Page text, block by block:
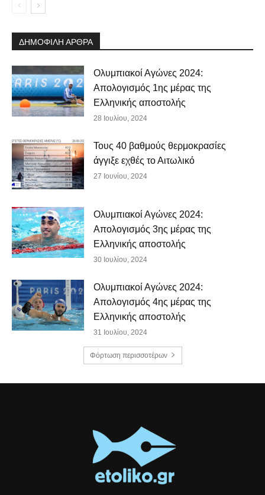
ΔΗΜΟΦΙΛΗ ΑΡΘΡΑ
Ολυμπιακοί Αγώνες 2024:
Απολογισμός 1ης μέρας της
Ελληνικής αποστολής
28 Ιουλίου, 2024
Τους 40 βαθμούς θερμοκρασίες
άγγιξε εχθές το Αιτωλικό
27 Ιουνίου, 2024
Ολυμπιακοί Αγώνες 2024:
Απολογισμός 3ης μέρας της
Ελληνικής αποστολής
30 Ιουλίου, 2024
Ολυμπιακοί Αγώνες 2024:
Απολογισμός 4ης μέρας της
Ελληνικής αποστολής
31 Ιουλίου, 2024
Φόρτωση περισσοτέρων